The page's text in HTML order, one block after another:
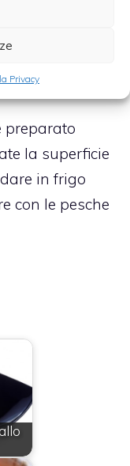
Privacy
a fettine e
raffreddare
preparato
la superficie
in frigo
con le pesche